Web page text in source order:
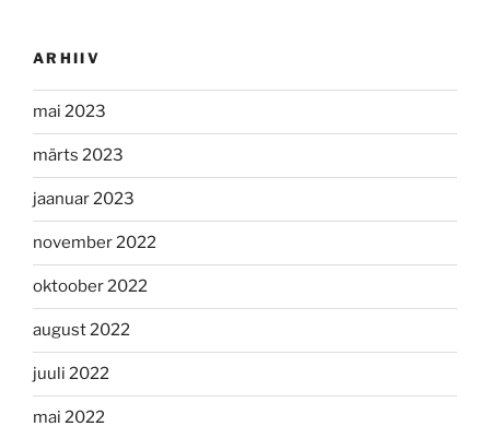
ARHIIV
mai 2023
märts 2023
jaanuar 2023
november 2022
oktoober 2022
august 2022
juuli 2022
mai 2022